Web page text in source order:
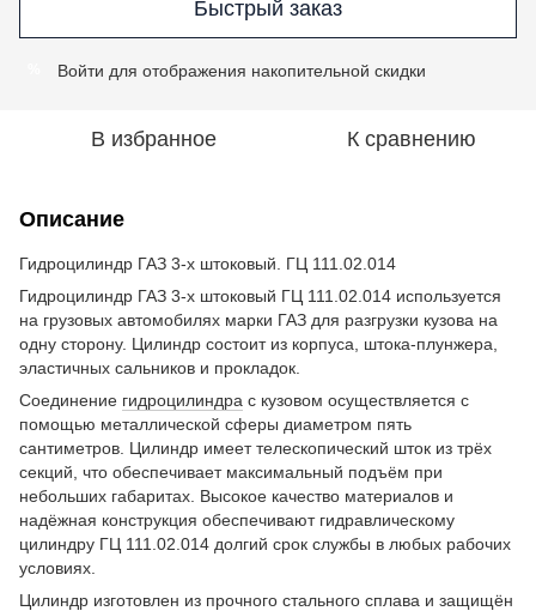
Быстрый заказ
Войти для отображения накопительной скидки
В избранное К сравнению
Описание
Гидроцилиндр ГАЗ 3-х штоковый. ГЦ 111.02.014
Гидроцилиндр ГАЗ 3-х штоковый ГЦ 111.02.014 используется
на грузовых автомобилях марки ГАЗ для разгрузки кузова на
одну сторону. Цилиндр состоит из корпуса, штока-плунжера,
эластичных сальников и прокладок.
Соединение гидроцилиндра с кузовом осуществляется с
помощью металлической сферы диаметром пять
сантиметров. Цилиндр имеет телескопический шток из трёх
секций, что обеспечивает максимальный подъём при
небольших габаритах. Высокое качество материалов и
надёжная конструкция обеспечивают гидравлическому
цилиндру ГЦ 111.02.014 долгий срок службы в любых рабочих
условиях.
Цилиндр изготовлен из прочного стального сплава и защищён